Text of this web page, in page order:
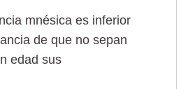
mnésica es inferior
de que no sepan
edad sus